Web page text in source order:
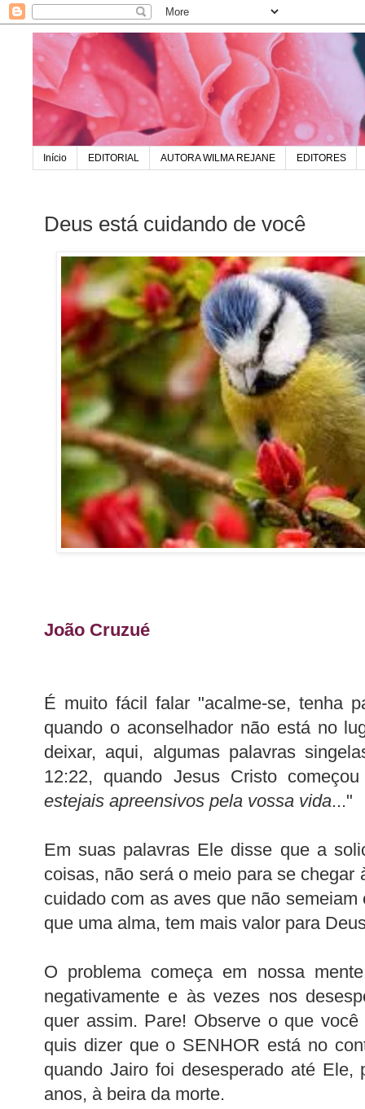
Início EDITORIAL AUTORA WILMA REJANE EDITORES
Deus está cuidando de você
João Cruzué
É muito fácil falar "acalme-se, tenha
quando o aconselhador não está no
deixar, aqui, algumas palavras
12:22, quando Jesus Cristo
estejais apreensivos pela vossa vida..."
Em suas palavras Ele disse que a
coisas, não será o meio para se chegar
cuidado com as aves que não
que uma alma, tem mais valor para
O problema começa em nossa
negativamente e às vezes nos
quer assim. Pare! Observe o que
quis dizer que o SENHOR está no
quando Jairo foi desesperado até
anos, à beira da morte.